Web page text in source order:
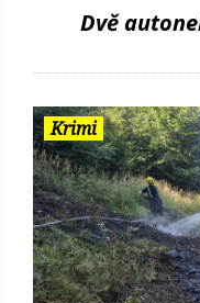
Dvě
Krimi